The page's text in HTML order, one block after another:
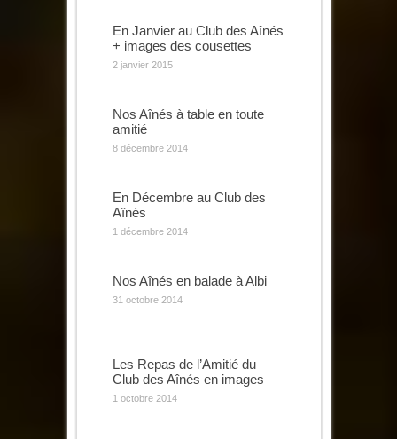
En Janvier au Club des Aînés
+ images des cousettes
2 janvier 2015
Nos Aînés à table en toute
amitié
8 décembre 2014
En Décembre au Club des
Aînés
1 décembre 2014
Nos Aînés en balade à Albi
31 octobre 2014
Les Repas de l’Amitié du
Club des Aînés en images
1 octobre 2014